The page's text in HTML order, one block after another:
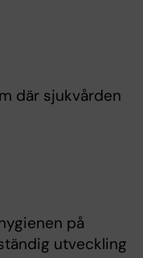
där sjukvården
på
utveckling